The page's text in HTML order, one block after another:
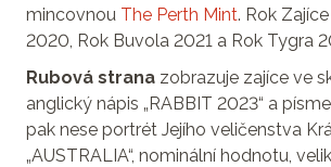
mincovnou The Perth Mint. Rok
2020, Rok Buvola 2021 a Rok Tygra
Rubová strana zobrazuje zajíce ve
anglický nápis „RABBIT 2023“ a
pak nese portrét Jejího veličenstva
„AUSTRALIA“, nominální hodnotu,